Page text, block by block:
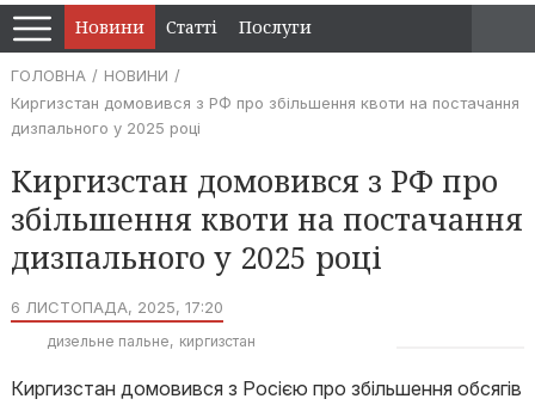
Новини Статті Послуги
ГОЛОВНА
НОВИНИ
Киргизстан домовився з РФ про збільшення квоти на постачання
дизпального у 2025 році
Киргизстан домовився з РФ про
збільшення квоти на постачання
дизпального у 2025 році
6 ЛИСТОПАДА, 2025, 17:20
дизельне пальне киргизстан
Киргизстан домовився з Росією про збільшення обсягів